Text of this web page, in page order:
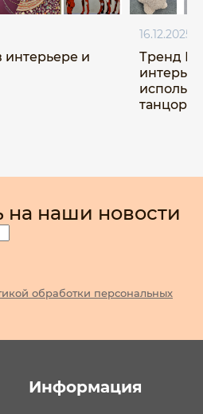
интерьере и
16.12.2025
Тренд
танцор»
наши новости
обработки персональных
Информация